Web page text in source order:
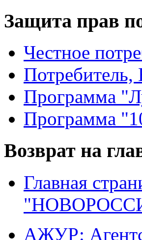
Защита прав
Честное
Программа
Программа
Возврат на
Главная
АЖУР: